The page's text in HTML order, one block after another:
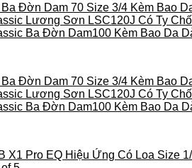
Đờn Dam 70 Size 3/4 Kèm Bao
Lương Sơn LSC120J Có Ty
Ba Đờn Dam100 Kèm Bao Da
Đờn Dam 70 Size 3/4 Kèm Bao
Lương Sơn LSC120J Có Ty
Ba Đờn Dam100 Kèm Bao Da
X1 Pro EQ Hiệu Ứng Có Loa Size